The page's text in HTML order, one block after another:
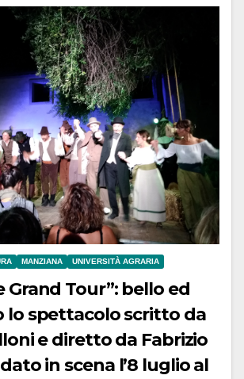
MANZIANA UNIVERSITÀ AGRARIA
Grand Tour”: bello ed
lo spettacolo scritto da
e diretto da Fabrizio
in scena l’8 luglio al